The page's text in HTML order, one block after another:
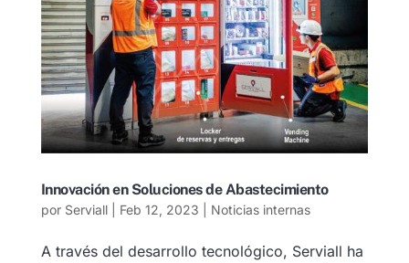
Innovación en Soluciones de Abastecimiento
por Serviall| Feb 12, 2023 Noticias internas
A través del desarrollo tecnológico, Serviall ha